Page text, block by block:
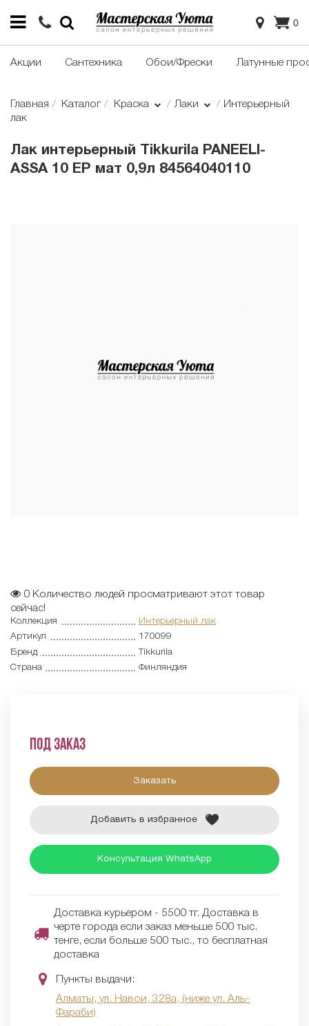
0
Акции Сантехника Обои/Фрески Латунные
Главная Каталог Краска Лаки
Интерьерный
лак
Лак интерьерный Tikkurila PANEELI-
ASSA 10 EP мат 0,9л 84564040110
0 Количество людей просматривают этот товар
сейчас!
Коллекция
Интерьерный лак
Артикул
170099
Бренд
Tikkurila
Страна
Финляндия
Под заказ
Заказать
Добавить в избранное
Консультация WhatsApp
Доставка курьером - 5500 тг. Доставка в
черте города если заказ меньше 500 тыс.
тенге, если больше 500 тыс., то бесплатная
доставка
Пункты выдачи:
Алматы, ул. Навои, 328а, (ниже ул. Аль-
Фараби)